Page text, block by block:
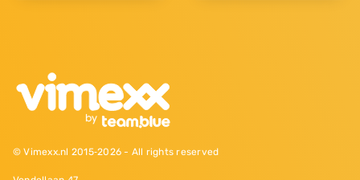
© Vimexx.nl 2015‐2026 - All rights reserved